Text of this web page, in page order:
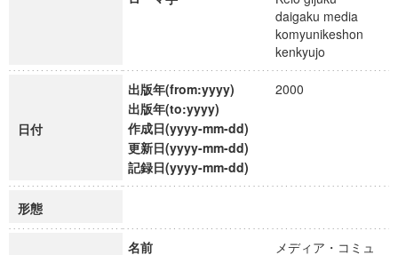
daigaku media
komyunikeshon
kenkyujo
日付
出版年(from:yyyy)
2000
出版年(to:yyyy)
作成日(yyyy-mm-dd)
更新日(yyyy-mm-dd)
記録日(yyyy-mm-dd)
形態
名前
メディア・コミュ